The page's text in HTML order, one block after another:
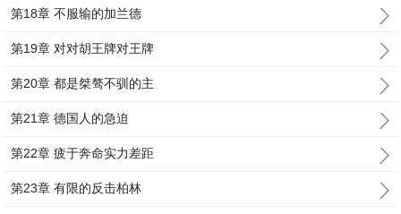
第18章 不服输的加兰德
第19章 对对胡王牌对王牌
第20章 都是桀骜不驯的主
第21章 德国人的急迫
第22章 疲于奔命实力差距
第23章 有限的反击柏林